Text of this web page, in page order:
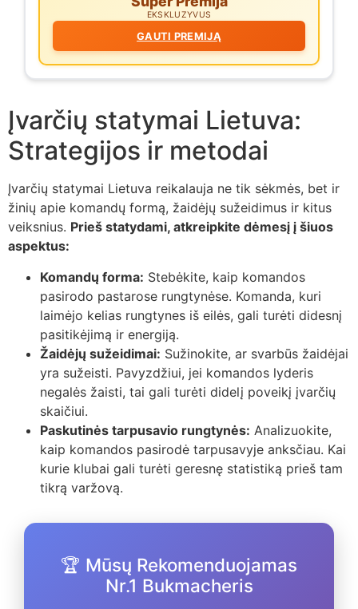
EKSKLUZYVUS
GAUTI PREMIJĄ
Įvarčių statymai Lietuva:
Strategijos ir metodai
Įvarčių statymai Lietuva reikalauja ne tik sėkmės, bet ir
žinių apie komandų formą, žaidėjų sužeidimus ir kitus
veiksnius. Prieš statydami, atkreipkite dėmesį į šiuos
aspektus:
Komandų forma: Stebėkite, kaip komandos
pasirodo pastarose rungtynėse. Komanda, kuri
laimėjo kelias rungtynes iš eilės, gali turėti didesnį
pasitikėjimą ir energiją.
Žaidėjų sužeidimai: Sužinokite, ar svarbūs žaidėjai
yra sužeisti. Pavyzdžiui, jei komandos lyderis
negalės žaisti, tai gali turėti didelį poveikį įvarčių
skaičiui.
Paskutinės tarpusavio rungtynės: Analizuokite,
kaip komandos pasirodė tarpusavyje anksčiau. Kai
kurie klubai gali turėti geresnę statistiką prieš tam
tikrą varžovą.
🏆 Mūsų Rekomenduojamas
Nr.1 Bukmacheris